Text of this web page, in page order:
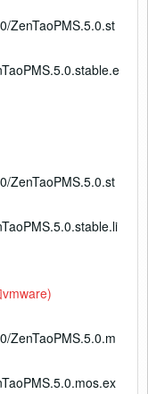
ZenTaoPMS.5.0.st
ZenTaoPMS.5.0.st
ZenTaoPMS.5.0.m